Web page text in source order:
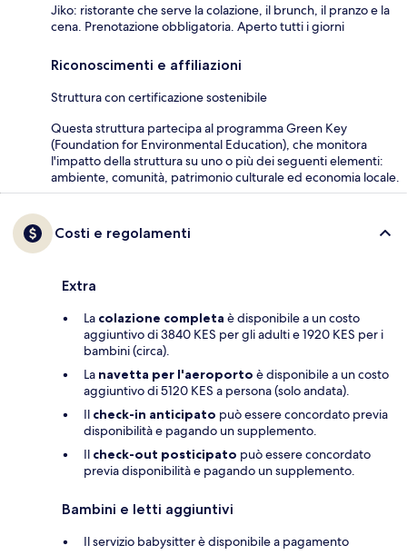
Jiko: ristorante che serve la colazione, il brunch, il pranzo e la
cena. Prenotazione obbligatoria. Aperto tutti i giorni
Riconoscimenti e affiliazioni
Struttura con certificazione sostenibile
Questa struttura partecipa al programma Green Key
(Foundation for Environmental Education), che monitora
l'impatto della struttura su uno o più dei seguenti elementi:
ambiente, comunità, patrimonio culturale ed economia locale.
Costi e regolamenti
Extra
La colazione completa è disponibile a un costo
aggiuntivo di 3840 KES per gli adulti e 1920 KES per i
bambini (circa).
La navetta per l'aeroporto è disponibile a un costo
aggiuntivo di 5120 KES a persona (solo andata).
Il check-in anticipato può essere concordato previa
disponibilità e pagando un supplemento.
Il check-out posticipato può essere concordato
previa disponibilità e pagando un supplemento.
Bambini e letti aggiuntivi
Il servizio babysitter è disponibile a pagamento